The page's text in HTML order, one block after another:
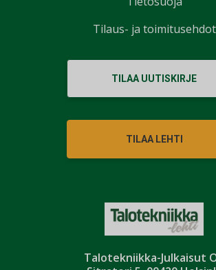
Talotekniikka-Julkaisut
TILAA UUTISKIRJE
TILAA LEHTI
Tilaus- ja toimitusehdot